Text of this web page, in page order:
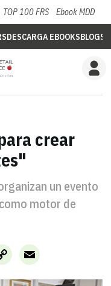
TOP 100 FRS Ebook MDD
DESCARGA EBOOKSBLOGS
crear
un evento
motor de
Copy
Link
Email